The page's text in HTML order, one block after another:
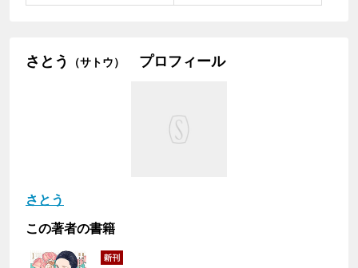
さとう （サトウ） プロフィール
さとう
この著者の書籍